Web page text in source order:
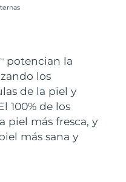
potencian la
los
de la piel y
100% de los
piel más fresca, y
más sana y
Entrega prevista
Entrega prevista
Entrega prevista
Entrega prevista8/12/26